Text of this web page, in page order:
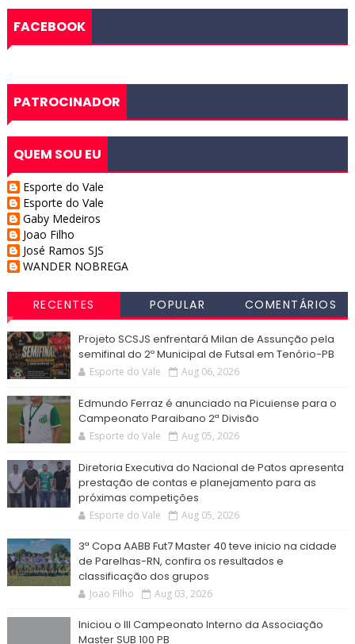
FACEBOOK
PATROCINADOR
QUEM SOU EU
Esporte do Vale
Esporte do Vale
Gaby Medeiros
Joao Filho
José Ramos SJS
WANDER NOBREGA
RECENTES POPULAR COMENTÁRIOS
Projeto SCSJS enfrentará Milan de Assunção pela
semifinal do 2º Municipal de Futsal em Tenório-PB
Esporte do Vale Aug 06, 2026
Edmundo Ferraz é anunciado na Picuiense para o
Campeonato Paraibano 2ª Divisão
Esporte do Vale Aug 05, 2026
Diretoria Executiva do Nacional de Patos apresenta
prestação de contas e planejamento para as
próximas competições
Esporte do Vale Aug 05, 2026
3ª Copa AABB Fut7 Master 40 teve inicio na cidade
de Parelhas-RN, confira os resultados e
classificação dos grupos
Joao Filho Aug 03, 2026
Iniciou o III Campeonato Interno da Associação
Master SUB 100 PB